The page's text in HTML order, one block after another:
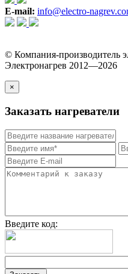
E-mail: info@electro-
© Компания-производитель
Электронагрев 2012—2026
×
Заказать нагреватели
Введите код: